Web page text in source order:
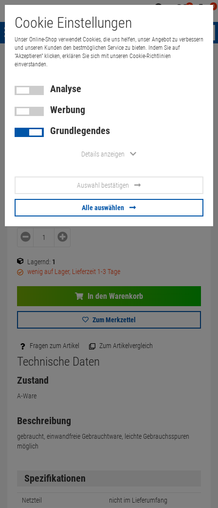
0 0
Menü
Weiter einkaufen
Panasonic CF-VEBU11
Dockingstatio für Toughbook
CF-U1
79,00 €
00
Lagernd: 1
wenig auf Lager, Lieferzeit 1-3 Tage
In den Warenkorb
Zum Merkzettel
Fragen zum Artikel Zum Artikelvergleich
Technische Daten
Zustand
A-Ware
Beschreibung
gebraucht, einwandfreie Gebrauchtware, leichte Gebrauchsspuren
möglich
Spezifikationen
Netzteil nicht im Lieferumfang
Cookie Einstellungen
Unser Online-Shop verwendet Cookies, die uns helfen, unser Angebot zu verbessern
und unseren Kunden den bestmöglichen Service zu bieten. Indem Sie auf
"Akzeptieren" klicken, erklären Sie sich mit unseren Cookie-Richtlinien
einverstanden.
Analyse
Werbung
Grundlegendes
Details anzeigen
Auswahl bestätigen
Alle auswählen